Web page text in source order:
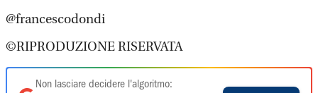
@francescodondi
©RIPRODUZIONE RISERVATA
Non lasciare decidere l'algoritmo: